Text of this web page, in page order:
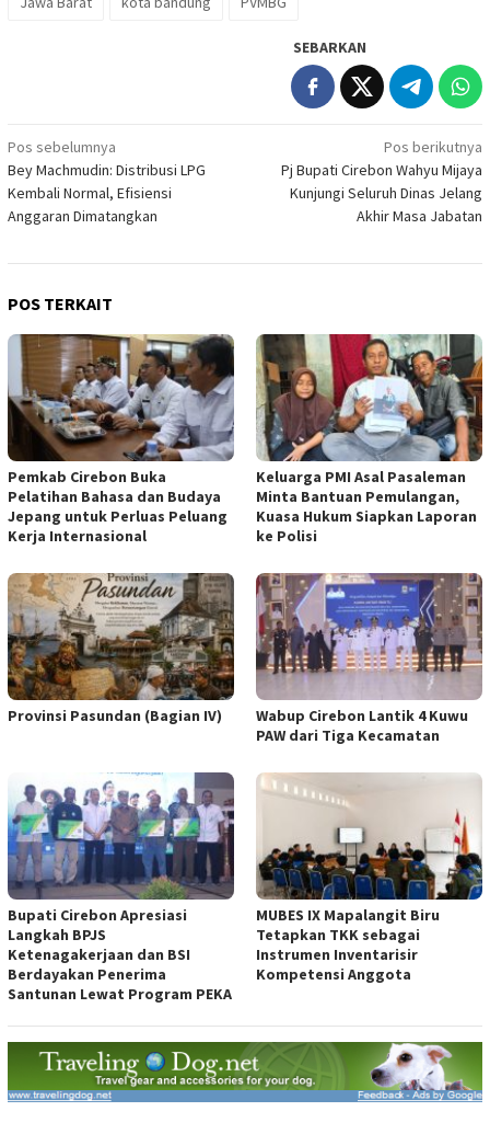
SEBARKAN
Navigasi
pos
Pos sebelumnya
Bey Machmudin: Distribusi LPG
Kembali Normal, Efisiensi
Anggaran Dimatangkan
Pos berikutnya
Pj Bupati Cirebon Wahyu Mijaya
Kunjungi Seluruh Dinas Jelang
Akhir Masa Jabatan
POS TERKAIT
Pemkab Cirebon Buka
Pelatihan Bahasa dan Budaya
Jepang untuk Perluas Peluang
Kerja Internasional
Keluarga PMI Asal Pasaleman
Minta Bantuan Pemulangan,
Kuasa Hukum Siapkan Laporan
ke Polisi
Provinsi Pasundan (Bagian IV)
Wabup Cirebon Lantik 4 Kuwu
PAW dari Tiga Kecamatan
Bupati Cirebon Apresiasi
Langkah BPJS
Ketenagakerjaan dan BSI
Berdayakan Penerima
Santunan Lewat Program PEKA
MUBES IX Mapalangit Biru
Tetapkan TKK sebagai
Instrumen Inventarisir
Kompetensi Anggota